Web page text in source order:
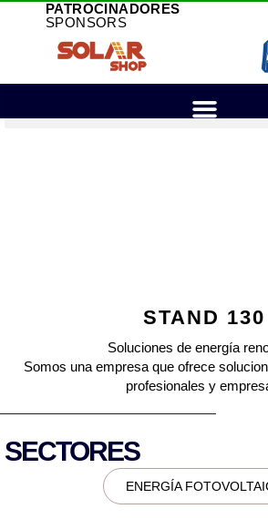
PATROCINADORES
SPONSORS
STAND 130
Soluciones de energía
Somos una empresa que ofrece
profesionales y
SECTORES
ENERGÍA